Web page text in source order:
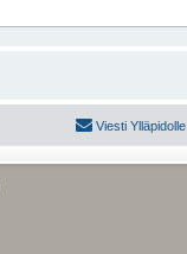
Viesti Ylläpidolle